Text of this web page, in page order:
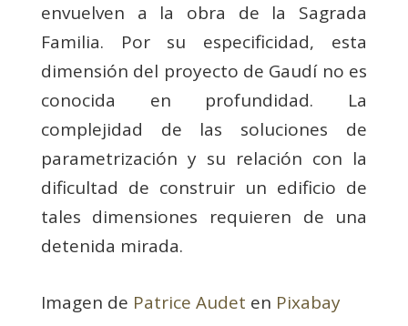
envuelven a la obra de la Sagrada
Familia. Por su especificidad, esta
dimensión del proyecto de Gaudí no es
conocida en profundidad. La
complejidad de las soluciones de
parametrización y su relación con la
dificultad de construir un edificio de
tales dimensiones requieren de una
detenida mirada.
Imagen de Patrice Audet en Pixabay